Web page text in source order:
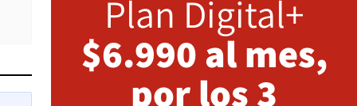
Plan Digital+
$6.990 al mes,
por los 3